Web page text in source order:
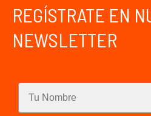
REGÍSTRATE EN
NEWSLETTER